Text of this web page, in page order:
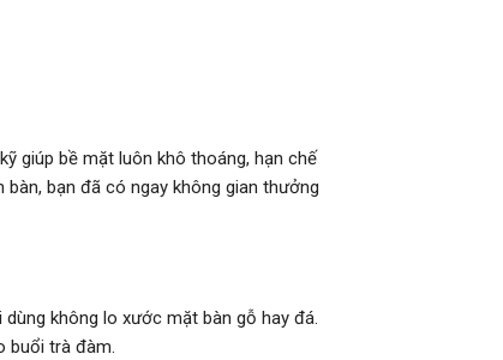
giúp bề mặt luôn khô thoáng, hạn chế
bạn đã có ngay không gian thưởng
không lo xước mặt bàn gỗ hay đá.
buổi trà đàm.